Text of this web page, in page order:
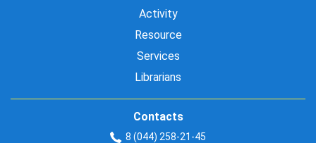
Activity
Resource
Services
Librarians
Contacts
8 (044) 258-21-45